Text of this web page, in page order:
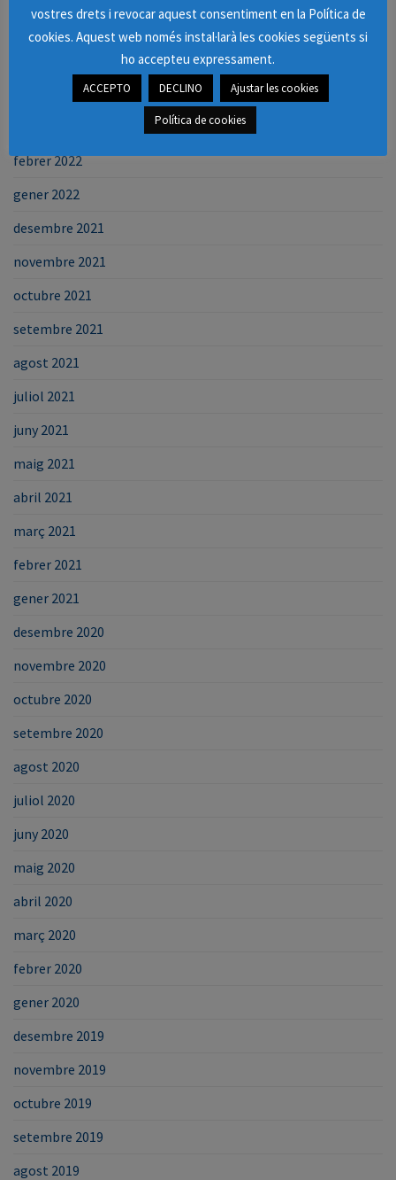
febrer 2022
gener 2022
desembre 2021
novembre 2021
octubre 2021
setembre 2021
agost 2021
juliol 2021
juny 2021
maig 2021
abril 2021
març 2021
febrer 2021
gener 2021
desembre 2020
novembre 2020
octubre 2020
setembre 2020
agost 2020
juliol 2020
juny 2020
maig 2020
abril 2020
març 2020
febrer 2020
gener 2020
desembre 2019
novembre 2019
octubre 2019
setembre 2019
agost 2019
vostres drets i revocar aquest consentiment en la Política de
cookies. Aquest web només instal·larà les cookies següents si
ho accepteu expressament.
ACCEPTO DECLINO Ajustar les cookies
Política de cookies